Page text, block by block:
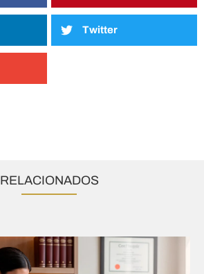
Twitter
RELACIONADOS